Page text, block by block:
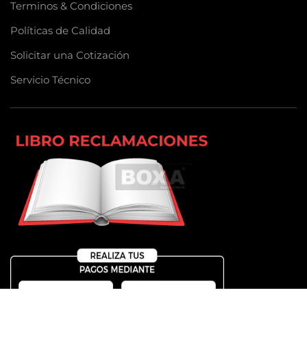
Terminos & Condiciones
Políticas de Calidad
Solicitar una Cotización
Servicio Técnico